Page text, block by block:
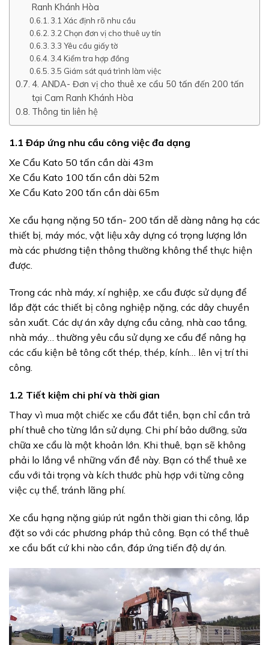
Ranh Khánh Hòa
3.1 Xác định rõ nhu cầu
3.2 Chọn đơn vị cho thuê uy tín
3.3 Yêu cầu giấy tờ
3.4 Kiểm tra hợp đồng
3.5 Giám sát quá trình làm việc
4. ANDA- Đơn vị cho thuê xe cẩu 50 tấn đến 200 tấn
tại Cam Ranh Khánh Hòa
Thông tin liên hệ
1.1 Đáp ứng nhu cầu công việc đa dạng
Xe Cẩu Kato 50 tấn cần dài 43m
Xe Cẩu Kato 100 tấn cần dài 52m
Xe Cẩu Kato 200 tấn cần dài 65m
Xe cẩu hạng nặng 50 tấn- 200 tấn dễ dàng nâng hạ các
thiết bị, máy móc, vật liệu xây dựng có trọng lượng lớn
mà các phương tiện thông thường không thể thực hiện
được.
Trong các nhà máy, xí nghiệp, xe cẩu được sử dụng để
lắp đặt các thiết bị công nghiệp nặng, các dây chuyền
sản xuất. Các dự án xây dựng cầu cảng, nhà cao tầng,
nhà máy… thường yêu cầu sử dụng xe cẩu để nâng hạ
các cấu kiện bê tông cốt thép, thép, kính… lên vị trí thi
công.
1.2 Tiết kiệm chi phí và thời gian
Thay vì mua một chiếc xe cẩu đắt tiền, bạn chỉ cần trả
phí thuê cho từng lần sử dụng. Chi phí bảo dưỡng, sửa
chữa xe cẩu là một khoản lớn. Khi thuê, bạn sẽ không
phải lo lắng về những vấn đề này. Bạn có thể thuê xe
cẩu với tải trọng và kích thước phù hợp với từng công
việc cụ thể, tránh lãng phí.
Xe cẩu hạng nặng giúp rút ngắn thời gian thi công, lắp
đặt so với các phương pháp thủ công. Bạn có thể thuê
xe cẩu bất cứ khi nào cần, đáp ứng tiến độ dự án.